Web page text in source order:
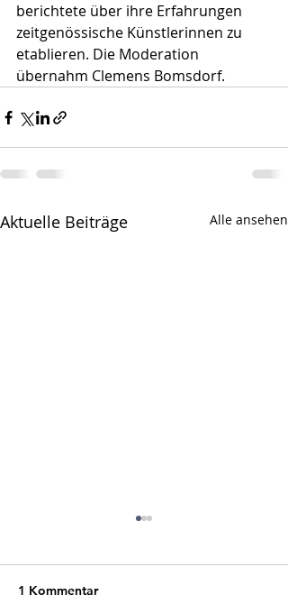
berichtete über ihre Erfahrungen
zeitgenössische Künstlerinnen zu
etablieren. Die Moderation
übernahm Clemens Bomsdorf.
Aktuelle Beiträge Alle ansehen
1 Kommentar